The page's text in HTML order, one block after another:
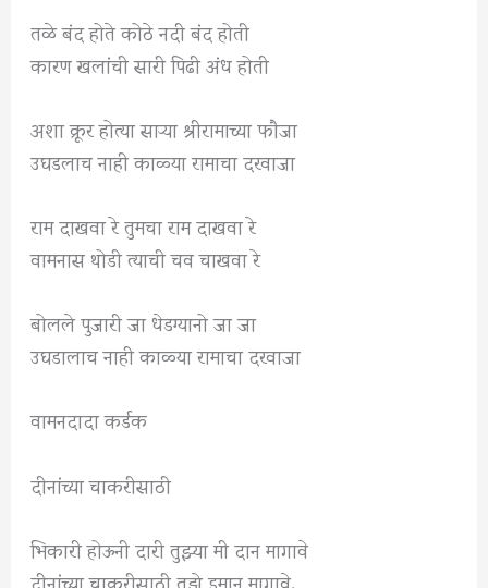
तळे बंद होते कोठे नदी बंद होती
कारण खलांची सारी पिढी अंध होती
अशा क्रूर होत्या साऱ्या श्रीरामाच्या फौजा
उघडलाच नाही काळ्या रामाचा दरवाजा
राम दाखवा रे तुमचा राम दाखवा रे
वामनास थोडी त्याची चव चाखवा रे
बोलले पुजारी जा धेडग्यानो जा जा
उघडालाच नाही काळ्या रामाचा दरवाजा
वामनदादा कर्डक
दीनांच्या चाकरीसाठी
भिकारी होऊनी दारी तुझ्या मी दान मागावे